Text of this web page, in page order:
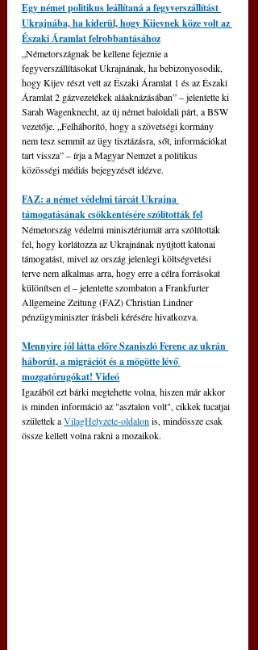
Egy német politikus leállítaná a fegyverszállítást
Ukrajnába, ha kiderül, hogy Kijevnek köze volt az
Északi Áramlat felrobbantásához
„Németországnak be kellene fejeznie a
fegyverszállításokat Ukrajnának, ha bebizonyosodik,
hogy Kijev részt vett az Északi Áramlat 1 és az Északi
Áramlat 2 gázvezetékek aláaknázásában” – jelentette ki
Sarah Wagenknecht, az új német baloldali párt, a BSW
vezetője. „Felháborító, hogy a szövetségi kormány
nem tesz semmit az ügy tisztázásra, sőt, információkat
tart vissza” – írja a Magyar Nemzet a politikus
közösségi médiás bejegyzését idézve.
FAZ: a német védelmi tárcát Ukrajna
támogatásának csökkentésére szólították fel
Németország védelmi minisztériumát arra szólították
fel, hogy korlátozza az Ukrajnának nyújtott katonai
támogatást, mivel az ország jelenlegi költségvetési
terve nem alkalmas arra, hogy erre a célra forrásokat
különítsen el – jelentette szombaton a Frankfurter
Allgemeine Zeitung (FAZ) Christian Lindner
pénzügyminiszter írásbeli kérésére hivatkozva.
Mennyire jól látta előre Szaniszló Ferenc az ukrán
háborút, a migrációt és a mögötte lévő
mozgatórugókat! Videó
Igazából ezt bárki megtehette volna, hiszen már akkor
is minden információ az "asztalon volt", cikkek tucatjai
születtek a VilagHelyzete-oldalon is, mindössze csak
össze kellett volna rakni a mozaikok.